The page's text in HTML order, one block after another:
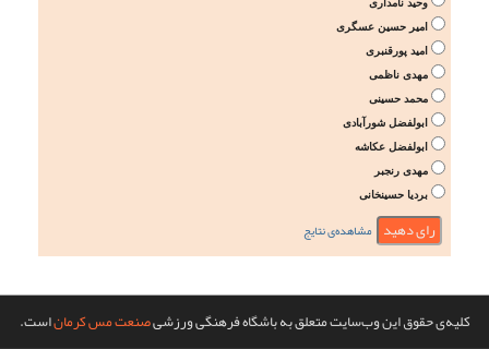
وحید نامداری
امیر حسین عسگری
امید پورقنبری
مهدی ناظمی
محمد حسینی
ابولفضل شورآبادی
ابولفضل عکاشه
مهدی رنجبر
بردیا حسینخانی
مشاهده‌ی نتایج
کلیه‌ی حقوق این وب‌سایت متعلق به باشگاه فرهنگی ورزشیصنعت مس کرماناست.